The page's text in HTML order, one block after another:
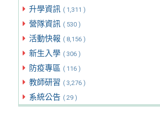
升學資訊 ( 1,311 )
營隊資訊 ( 530 )
活動快報 ( 8,156 )
新生入學 ( 306 )
防疫專區 ( 116 )
教師研習 ( 3,276 )
系統公告 ( 29 )